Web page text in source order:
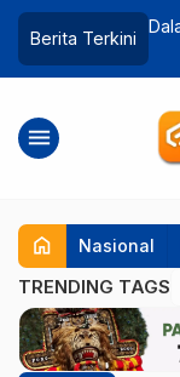
Berita Terkini
menu
home Nasional
TRENDING TAGS